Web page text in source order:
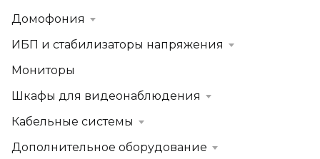
Домофония
ИБП и стабилизаторы напряжения
Мониторы
Шкафы для видеонаблюдения
Кабельные системы
Дополнительное оборудование